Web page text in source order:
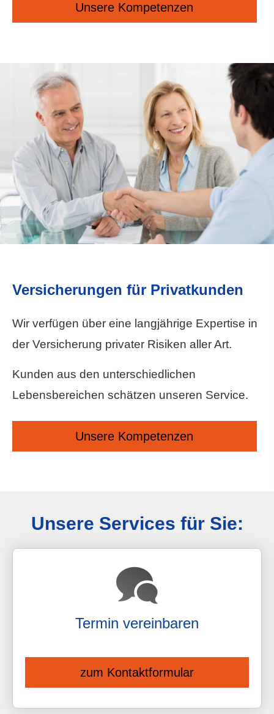
Unsere Kompetenzen
Versicherungen für Privatkunden
Wir verfügen über eine langjährige Expertise in
der Versicherung privater Risiken aller Art.
Kunden aus den unterschiedlichen
Lebensbereichen schätzen unseren Service.
Unsere Kompetenzen
Unsere Services für Sie:
Termin ver­ein­baren
zum Kontaktformular